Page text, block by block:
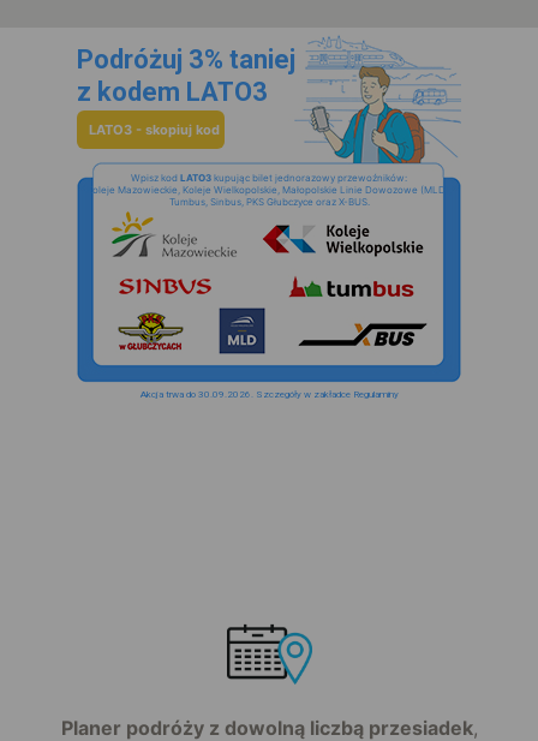
Podróżuj 3% taniej
z kodem LATO3
LATO3 - skopiuj kod
Akcja trwa do 30.09.2026. Szczegóły w zakładce Regulaminy
Wpisz kod LATO3 kupując bilet jednorazowy przewoźników:
Koleje Mazowieckie, Koleje Wielkopolskie, Małopolskie Linie Dowozowe (MLD),
Tumbus, Sinbus, PKS Głubczyce oraz X-BUS.
Planer podróży z dowolną liczbą przesiadek,